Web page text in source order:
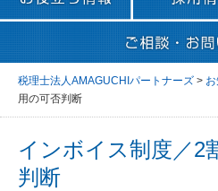
税理士法人AMAGUCHIパートナーズ >
用の可否判断
インボイス制度／2
判断